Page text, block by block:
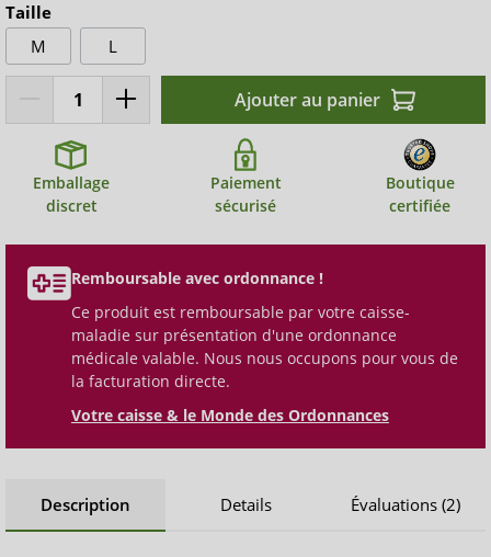
Taille
M
L
Ajouter au panier
Emballage
discret
Paiement
sécurisé
Boutique
certifiée
Remboursable avec ordonnance !
Ce produit est remboursable par votre caisse-
maladie sur présentation d'une ordonnance
médicale valable. Nous nous occupons pour vous de
la facturation directe.
Votre caisse & le Monde des Ordonnances
Description Details Évaluations (2)